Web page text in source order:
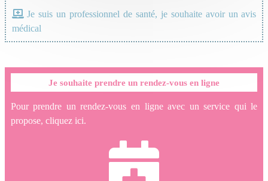
Je suis un professionnel de santé, je souhaite avoir un avis
médical
Je souhaite prendre un rendez-vous en ligne
Pour prendre un rendez-vous en ligne avec un service qui le
propose, cliquez ici.